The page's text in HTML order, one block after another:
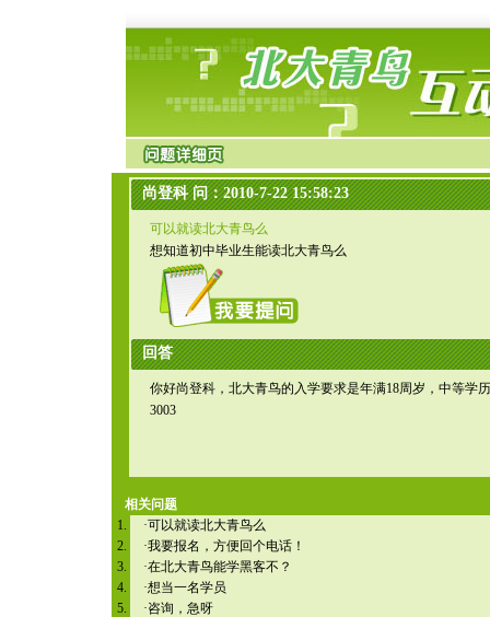
尚登科 问：2010-7-22 15:58:23
可以就读北大青鸟么
想知道初中毕业生能读北大青鸟么
回答
你好尚登科，北大青鸟的入学要求是年满18周岁，中等学
3003
相关问题
·可以就读北大青鸟么
·我要报名，方便回个电话！
·在北大青鸟能学黑客不？
·想当一名学员
·咨询，急呀